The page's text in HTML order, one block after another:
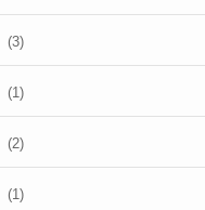
(3)
(1)
(2)
(1)